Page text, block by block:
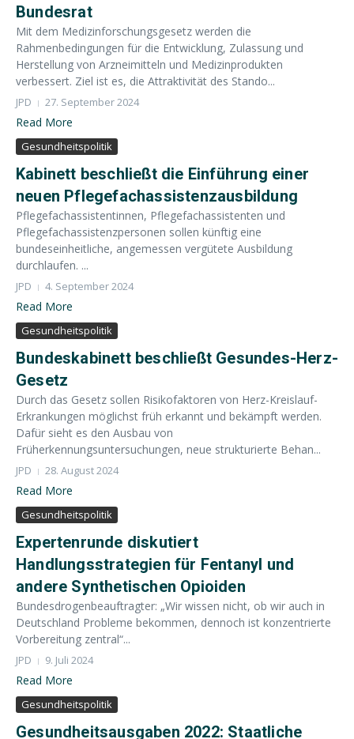
Bundesrat
Mit dem Medizinforschungsgesetz werden die
Rahmenbedingungen für die Entwicklung, Zulassung und
Herstellung von Arzneimitteln und Medizinprodukten
verbessert. Ziel ist es, die Attraktivität des Stando...
JPD 27. September 2024
Read More
Gesundheitspolitik
Kabinett beschließt die Einführung einer
neuen Pflegefachassistenzausbildung
Pflegefachassistentinnen, Pflegefachassistenten und
Pflegefachassistenzpersonen sollen künftig eine
bundeseinheitliche, angemessen vergütete Ausbildung
durchlaufen. ...
JPD 4. September 2024
Read More
Gesundheitspolitik
Bundeskabinett beschließt Gesundes-Herz-
Gesetz
Durch das Gesetz sollen Risikofaktoren von Herz-Kreislauf-
Erkrankungen möglichst früh erkannt und bekämpft werden.
Dafür sieht es den Ausbau von
Früherkennungsuntersuchungen, neue strukturierte Behan...
JPD 28. August 2024
Read More
Gesundheitspolitik
Expertenrunde diskutiert
Handlungsstrategien für Fentanyl und
andere Synthetischen Opioiden
Bundesdrogenbeauftragter: „Wir wissen nicht, ob wir auch in
Deutschland Probleme bekommen, dennoch ist konzentrierte
Vorbereitung zentral“...
JPD 9. Juli 2024
Read More
Gesundheitspolitik
Gesundheitsausgaben 2022: Staatliche